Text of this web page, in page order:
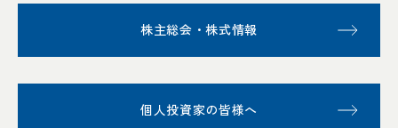
株主総会・株式情報
個人投資家の皆様へ